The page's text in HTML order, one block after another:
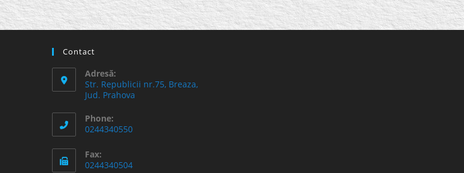
Contact
Adresă:
Str. Republicii nr.75, Breaza,
Jud. Prahova
Phone:
0244340550
Fax:
0244340504